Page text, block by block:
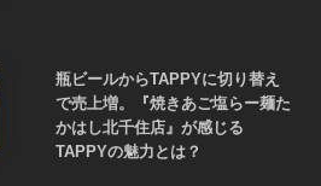
瓶ビールからTAPPYに切り替え
で売上増。『焼きあご塩らー麺た
かはし北千住店』が感じる
TAPPYの魅力とは？